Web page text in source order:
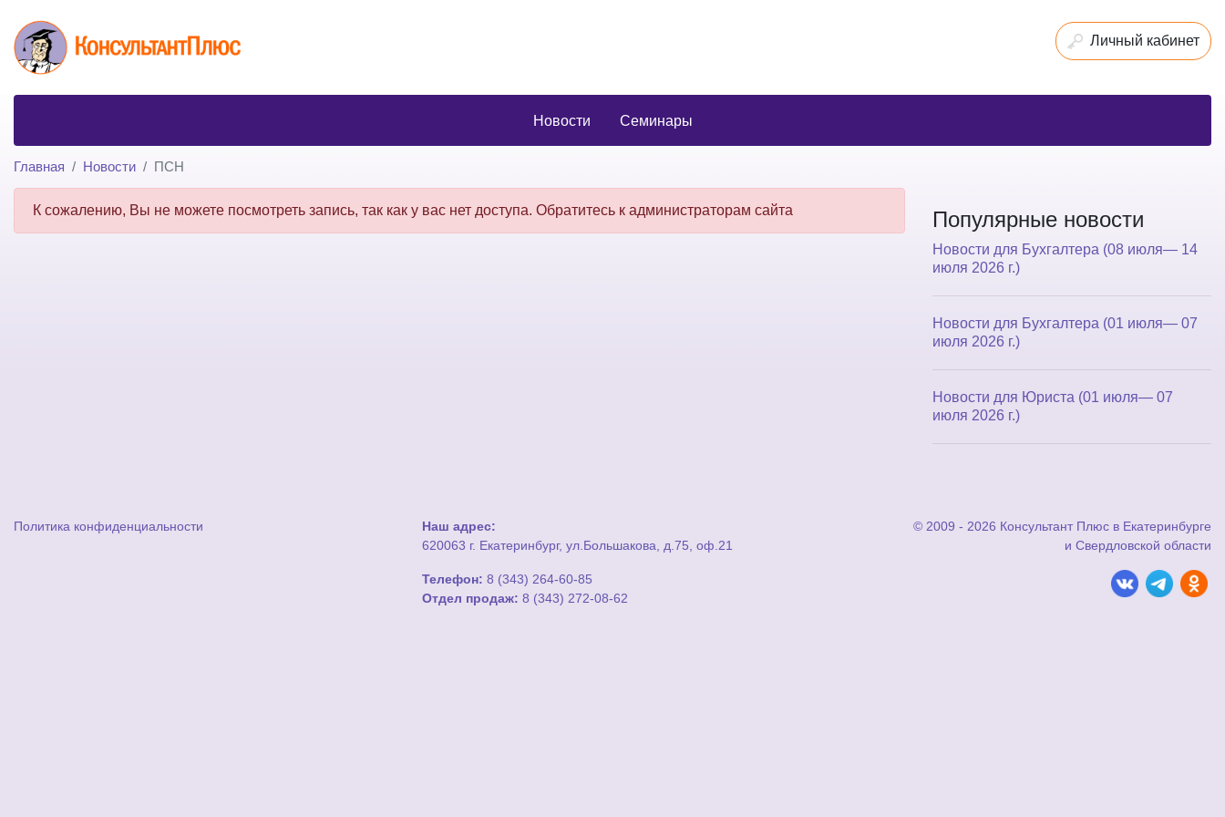
Личный кабинет
Новости Семинары
Главная Новости ПСН
К сожалению, Вы не можете посмотреть запись, так как у вас нет доступа. Обратитесь к администраторам сайта Популярные новости
Новости для Бухгалтера (08 июля— 14
июля 2026 г.)
Новости для Бухгалтера (01 июля— 07
июля 2026 г.)
Новости для Юриста (01 июля— 07
июля 2026 г.)
Политика конфиденциальности
Наш адрес:
620063 г. Екатеринбург, ул.Большакова, д.75, оф.21
Телефон: 8 (343) 264-60-85
Отдел продаж: 8 (343) 272-08-62
© 2009 - 2026 Консультант Плюс в Екатеринбурге
и Свердловской области